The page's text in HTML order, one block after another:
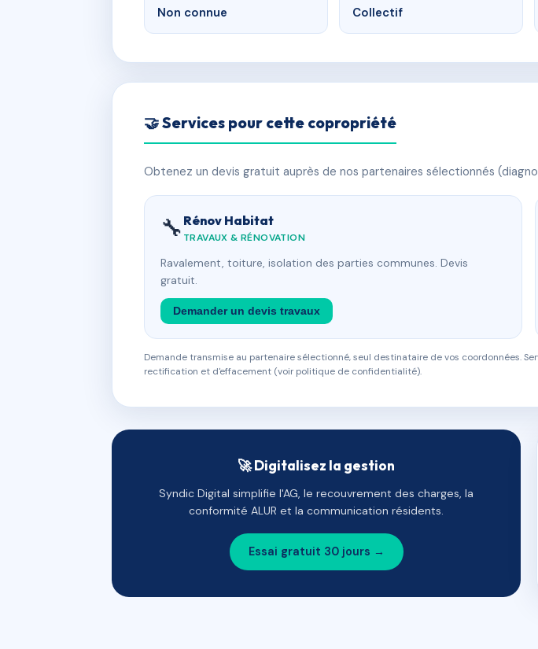
Non connue Collectif
🤝 Services pour cette copropriété
Obtenez un devis gratuit auprès de nos partenaires sélectionnés
🔧 Rénov Habitat
TRAVAUX & RÉNOVATION
Ravalement, toiture, isolation des parties communes. Devis
gratuit.
Demander un devis travaux
Demande transmise au partenaire sélectionné, seul destinataire de vos coordonnées.
rectification et d'effacement (voir politique de confidentialité).
🚀 Digitalisez la gestion
Syndic Digital simplifie l'AG, le recouvrement des charges, la
conformité ALUR et la communication résidents.
Essai gratuit 30 jours →